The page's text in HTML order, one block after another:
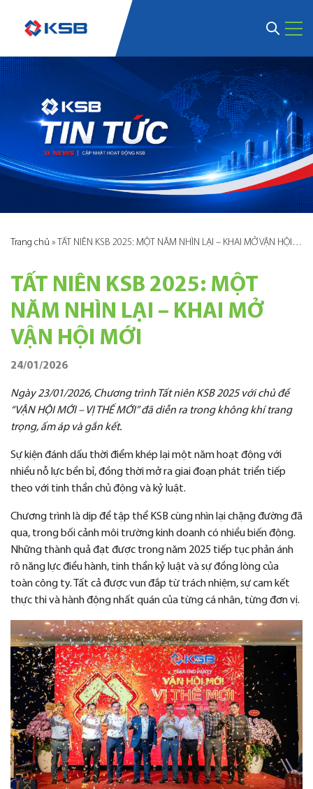
Trang chủ » TẤT NIÊN KSB 2025: MỘT NĂM NHÌN LẠI – KHAI MỞ VẬN HỘI MỚI
TẤT NIÊN KSB 2025: MỘT
NĂM NHÌN LẠI – KHAI MỞ
VẬN HỘI MỚI
24/01/2026
Ngày 23/01/2026, Chương trình Tất niên KSB 2025 với chủ đề
“VẬN HỘI MỚI – VỊ THẾ MỚI” đã diễn ra trong không khí trang
trọng, ấm áp và gắn kết.
Sự kiện đánh dấu thời điểm khép lại một năm hoạt động với
nhiều nỗ lực bền bỉ, đồng thời mở ra giai đoạn phát triển tiếp
theo với tinh thần chủ động và kỷ luật.
Chương trình là dịp để tập thể KSB cùng nhìn lại chặng đường đã
qua, trong bối cảnh môi trường kinh doanh có nhiều biến động.
Những thành quả đạt được trong năm 2025 tiếp tục phản ánh
rõ năng lực điều hành, tinh thần kỷ luật và sự đồng lòng của
toàn công ty. Tất cả được vun đắp từ trách nhiệm, sự cam kết
thực thi và hành động nhất quán của từng cá nhân, từng đơn vị.